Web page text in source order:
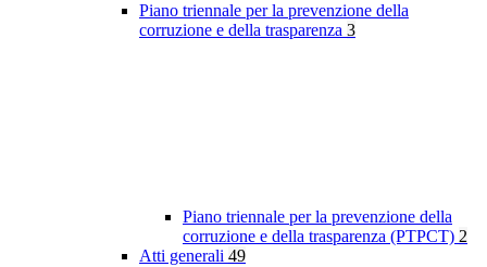
Piano triennale per la prevenzione della
corruzione e della trasparenza 3
Piano triennale per la prevenzione della
corruzione e della trasparenza (PTPCT) 2
Atti generali 49